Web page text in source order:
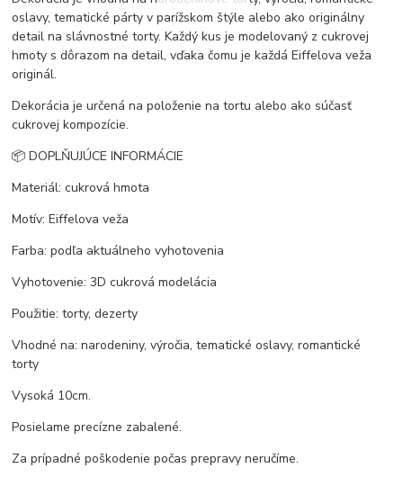
oslavy, tematické párty v parížskom štýle alebo ako originálny
detail na slávnostné torty. Každý kus je modelovaný z cukrovej
hmoty s dôrazom na detail, vďaka čomu je každá Eiffelova veža
originál.
Dekorácia je určená na položenie na tortu alebo ako súčasť
cukrovej kompozície.
📦 DOPLŇUJÚCE INFORMÁCIE
Materiál: cukrová hmota
Motív: Eiffelova veža
Farba: podľa aktuálneho vyhotovenia
Vyhotovenie: 3D cukrová modelácia
Použitie: torty, dezerty
Vhodné na: narodeniny, výročia, tematické oslavy, romantické
torty
Vysoká 10cm.
Posielame precízne zabalené.
Za prípadné poškodenie počas prepravy neručíme.